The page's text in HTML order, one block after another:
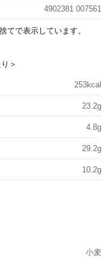
4902381 007561
てで表示しています。
＞
253kcal
23.2g
4.8g
29.2g
10.2g
小麦